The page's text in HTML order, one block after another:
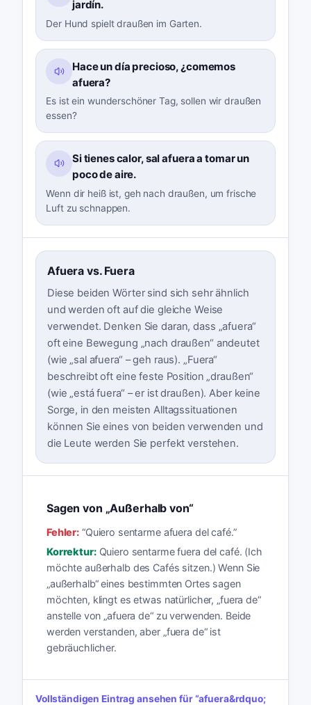
jardín.
Der Hund spielt draußen im Garten.
Hace un día precioso, ¿comemos
afuera?
Es ist ein wunderschöner Tag, sollen wir draußen
essen?
Si tienes calor, sal afuera a tomar un
poco de aire.
Wenn dir heiß ist, geh nach draußen, um frische
Luft zu schnappen.
Afuera vs. Fuera
Diese beiden Wörter sind sich sehr ähnlich
und werden oft auf die gleiche Weise
verwendet. Denken Sie daran, dass „afuera“
oft eine Bewegung „nach draußen“ andeutet
(wie „sal afuera“ – geh raus). „Fuera“
beschreibt oft eine feste Position „draußen“
(wie „está fuera“ – er ist draußen). Aber keine
Sorge, in den meisten Alltagssituationen
können Sie eines von beiden verwenden und
die Leute werden Sie perfekt verstehen.
Sagen von „Außerhalb von“
Fehler: “Quiero sentarme afuera del café.”
Korrektur: Quiero sentarme fuera del café. (Ich
möchte außerhalb des Cafés sitzen.) Wenn Sie
„außerhalb“ eines bestimmten Ortes sagen
möchten, klingt es etwas natürlicher, „fuera de“
anstelle von „afuera de“ zu verwenden. Beide
werden verstanden, aber „fuera de“ ist
gebräuchlicher.
Vollständigen Eintrag ansehen für“afuera&rdquo;